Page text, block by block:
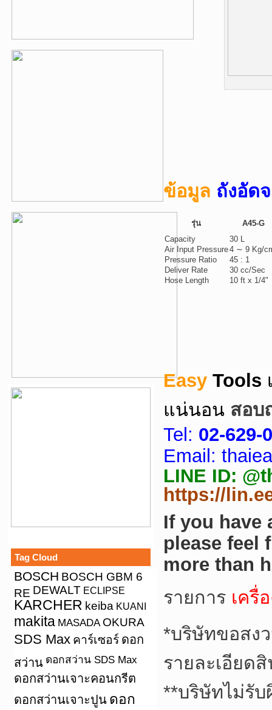
Tag Cloud
BOSCH BOSCH GBM 6
RE DEWALT ECLIPSE
KARCHER keiba KUANI
makita MASADA OKURA
SDS Max คาร์เซอร์ ดอก
สว่าน ดอกสว่าน SDS Max
ดอกสว่านเจาะคอนกรีต
ดอกสว่านเจาะปูน ดอก
ข้อมูล ถังอัด
รุ่น
A45-G
Capacity
30 L
Air Input Pressure4 ∼ 9 Kg/
Pressure Ratio
45 : 1
Deliver Rate
30 cc/Sec
Hose Length
10 ft x 1/4"
Easy Tools
แน่นอน สอบ
Tel: 02-629-
Email:
LINE ID:
https://
If you have
please feel
more than
รายการ เครื่
*บริษัทขอสง
รายละเอียด
**บริษัทไม่รั